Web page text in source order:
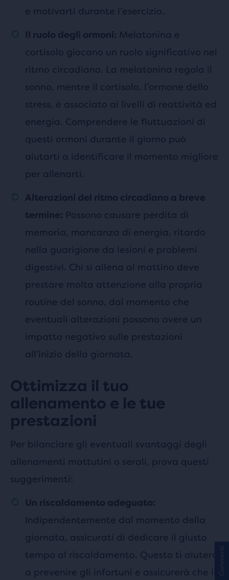
e motivarti durante l’esercizio.
Il ruolo degli ormoni: Melatonina e
cortisolo giocano un ruolo significativo nel
ritmo circadiano. La melatonina regola il
sonno, mentre il cortisolo, l’ormone dello
stress, è associato ai livelli di reattività ed
energia. Comprendere le fluttuazioni di
questi ormoni durante il giorno può
aiutarti a identificare il momento migliore
per allenarti.
Alterazioni del ritmo circadiano a breve
termine: Possono causare perdita di
memoria, mancanza di energia, ritardo
nella guarigione da lesioni e problemi
digestivi. Chi si allena al mattino deve
prestare molta attenzione alla propria
routine del sonno, dal momento che
eventuali alterazioni possono avere un
impatto negativo sulle prestazioni
all’inizio della giornata.
Ottimizza il tuo
allenamento e le tue
prestazioni
Per bilanciare gli eventuali svantaggi degli
allenamenti mattutini o serali, prova questi
suggerimenti:
Un riscaldamento adeguato:
Indipendentemente dal momento della
giornata, assicurati di dedicare il giusto
tempo al riscaldamento. Questo ti aiuterà
a prevenire gli infortuni e assicurerà che il
Commenti